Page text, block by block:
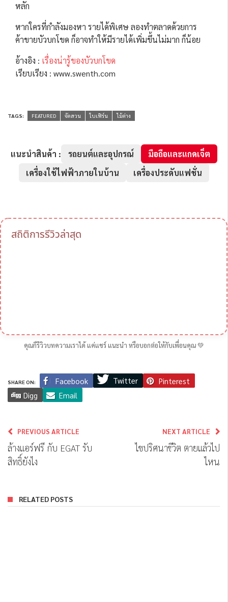
หลัก
หากใครที่กำลังมองหา รายได้พิเศษ ลองทำตลาดด้วยการ
ค้าขายบัวบกโขด ก็อาจทำให้มีรายได้เพิ่มขึ้นไม่มาก ก็น้อย
อ้างอิง : เรื่องน่ารู้ของบัวบกโขด
เรียบเรียง : www.swenth.com
TAGS: FEATURED จัดสวน ใบเฟิร์น ไม้ด่าง
แนะนำสินค้า : รถยนต์และอุปกรณ์
มือถือและแกดเจ็ต
เครื่องใช้ไฟฟ้าภายในบ้าน
เครื่องประดับแฟชั่น
สถิติการรีวิวล่าสุด
คุณก็รีวิวบทความเราได้ แค่แชร์ แนะนำ หรือบอกต่อให้กับเพื่อนคุณ 💚
SHARE ON: Facebook Twitter
Pinterest
Digg
Email
PREVIOUS ARTICLE
ล้างแอร์ฟรี กับ EGAT รับ
สิทธิ์ยังไง
NEXT ARTICLE
ไขปริศนาชีวิต ตายแล้วไป
ไหน
RELATED POSTS